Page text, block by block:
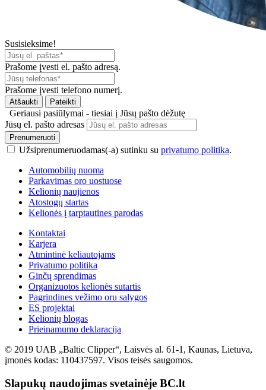
Susisieksime!
Prašome įvesti el. pašto adresą.
Prašome įvesti telefono numerį.
Atšaukti Pateikti
Geriausi pasiūlymai - tiesiai į Jūsų pašto dėžutę
Jūsų el. pašto adresas
Prenumeruoti
Užsiprenumeruodamas(-a) sutinku su privatumo politika.
Automobilių nuoma
Parkavimas oro uostuose
Kelionių naujienos
Atostogų startas
Kelionės į tarptautines parodas
Kontaktai
Karjera
Atmintinė keliautojams
Privatumo politika
Ginčų sprendimas
Organizuotos kelionės sutartis
Pagrindines vežimo oru salygos
ES projektai
Kelionių blogas
Prieinamumo deklaracija
© 2019 UAB „Baltic Clipper“, Laisvės al. 61-1, Kaunas, Lietuva,
įmonės kodas: 110437597. Visos teisės saugomos.
Slapukų naudojimas svetainėje BC.lt